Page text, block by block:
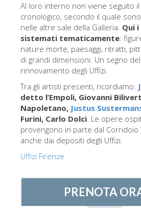
Santa Croce
Prenota ora
Prenota una visita
Solo biglietti ad
Al loro interno non viene seguito
cronologico, secondo il quale
nelle altre sale della Galleria. Qui
sistemati tematicamente:
nature morte, paesaggi, ritratti,
di grandi dimensioni. Un segno
rinnovamento degli Uffizi.
Tra gli artisti presenti, ricordiamo:
detto l’Empoli, Giovanni
Napoletano, Justus
Furini, Carlo Dolci. Le opere
provengono in parte dal Corridoio
anche dai depositi degli Uffizi.
Uffizi Firenze